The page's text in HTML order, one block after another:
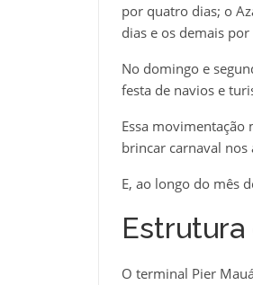
por quatro dias; o
dias e os demais
No domingo e
festa de navios e
Essa
brincar carnaval
E, ao longo do mês
Estrutura
O terminal Pier